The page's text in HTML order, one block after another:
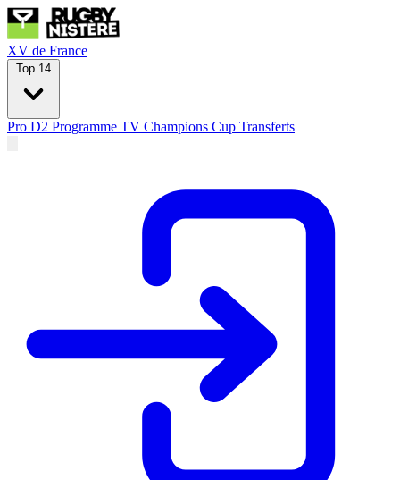
XV de France
Top 14
Pro D2 Programme TV Champions Cup Transferts